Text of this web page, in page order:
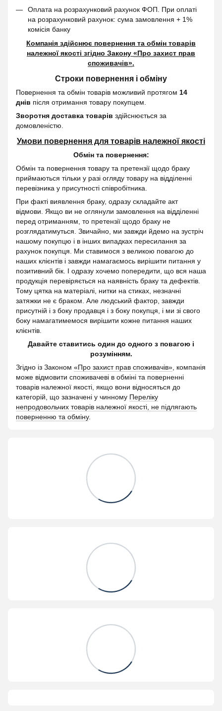
Оплата на розрахунковий рахунок ФОП. При оплаті
на розрахунковий рахунок: сума замовлення + 1%
комісія банку
Компанія здійснює повернення та обмін товарів
належної якості згідно Закону «Про захист прав
споживачів».
Строки повернення і обміну
Повернення та обмін товарів можливий протягом 14
днів після отримання товару покупцем.
Зворотня доставка товарів здійснюється за
домовленістю.
Умови повернення для товарів належної якості
Обмін та повернення:
Обмін та повернення товару та претензії щодо браку
приймаються тільки у разі огляду товару на відділенні
перевізника у присутності співробітника.
При факті виявлення браку, одразу складайте акт
відмови. Якщо ви не оглянули замовлення на відділенні
перед отриманням, то претензії щодо браку не
розглядатимуться. Звичайно, ми завжди йдемо на зустріч
нашому покупцю і в інших випадках пересилання за
рахунок покупця. Ми ставимося з великою повагою до
наших клієнтів і завжди намагаємось вирішити питання у
позитивний бік. І одразу хочемо попередити, що вся наша
продукція перевіряється на наявність браку та дефектів.
Тому цятка на матеріалі, нитки на стиках, незначні
затяжки не є браком. Але людський фактор, завжди
присутній і з боку продавця і з боку покупця, і ми зі свого
боку намагатимемося вирішити кожне питання наших
клієнтів.
Давайте ставитись один до одного з повагою і
розумінням.
Згідно із Законом «Про захист прав споживачів» , компанія
може відмовити споживачеві в обміні та поверненні
товарів належної якості, якщо вони відносяться до
категорій, що зазначені у чинному Переліку
непродовольчих товарів належної якості, не підлягають
поверненню та обміну.